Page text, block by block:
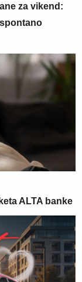
za vikend:
ALTA banke